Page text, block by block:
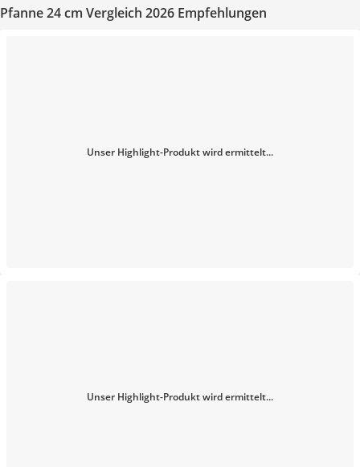
Pfanne 24 cm Vergleich 2026 Empfehlungen
Unser Highlight-Produkt wird ermittelt...
Unser Highlight-Produkt wird ermittelt...